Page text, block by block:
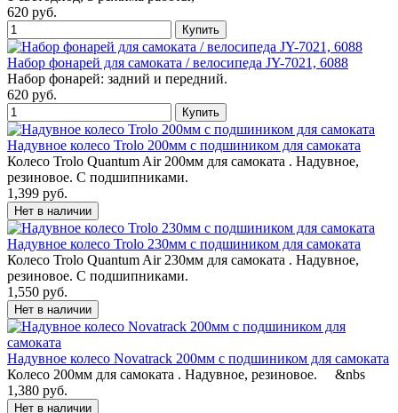
620 руб.
Набор фонарей для самоката / велосипеда JY-7021, 6088
Набор фонарей: задний и передний.
620 руб.
Надувное колесо Trolo 200мм с подшиником для самоката
Колесо Trolo Quantum Air 200мм для самоката . Надувное,
резиновое. С подшипниками.
1,399 руб.
Надувное колесо Trolo 230мм с подшиником для самоката
Колесо Trolo Quantum Air 230мм для самоката . Надувное,
резиновое. С подшипниками.
1,550 руб.
Надувное колесо Novatrack 200мм с подшиником для самоката
Колесо 200мм для самоката . Надувное, резиновое. &nbs
1,380 руб.